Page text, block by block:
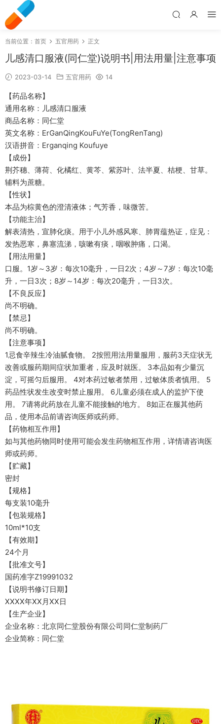
当前位置： 首页 五官用药 正文
儿感清口服液(同仁堂)说明书|用法用量|注意事项
2023-03-14 五官用药 14
【药品名称】
通用名称：儿感清口服液
商品名称：同仁堂
英文名称：ErGanQingKouFuYe(TongRenTang)
汉语拼音：Erganqing Koufuye
【成份】
荆芥穗、薄荷、化橘红、黄芩、紫苏叶、法半夏、桔梗、甘草。
辅料为蔗糖。
【性状】
本品为棕黄色的澄清液体；气芳香，味微苦。
【功能主治】
解表清热，宣肺化痰。用于小儿外感风寒、肺胃蕴热证，症见：
发热恶寒，鼻塞流涕，咳嗽有痰，咽喉肿痛，口渴。
【用法用量】
口服。1岁～3岁：每次10毫升，一日2次；4岁～7岁：每次10毫
升，一日3次；8岁～14岁：每次20毫升，一日3次。
【不良反应】
尚不明确。
【禁忌】
尚不明确。
【注意事项】
1忌食辛辣生冷油腻食物。 2按照用法用量服用，服药3天症状无
改善或服药期间症状加重者，应及时就医。 3本品如有少量沉
淀，可摇匀后服用。 4对本药过敏者禁用，过敏体质者慎用。 5
药品性状发生改变时禁止服用。 6儿童必须在成人的监护下使
用。 7请将此药放在儿童不能接触的地方。 8如正在服其他药
品，使用本品前请咨询医师或药师。
【药物相互作用】
如与其他药物同时使用可能会发生药物相互作用，详情请咨询医
师或药师。
【贮藏】
密封
【规格】
每支装10毫升
【包装规格】
10ml*10支
【有效期】
24个月
【批准文号】
国药准字Z19991032
【说明书修订日期】
XXXX年XX月XX日
【生产企业】
企业名称：北京同仁堂股份有限公司同仁堂制药厂
企业简称：同仁堂